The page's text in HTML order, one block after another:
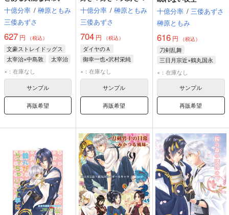
十億分率 / 榊原ともみ
三倭あずさ
627 円 （税込）
文豪ストレイドッグス
太宰治×中島敦
太宰治
中島敦
×：在庫なし
サンプル
再販希望
十億分率 / 榊原ともみ
三倭あずさ
704 円 （税込）
ダイヤのＡ
御幸一也×沢村栄純
×：在庫なし
サンプル
再販希望
十億分率 / 三倭あずさ
榊原ともみ
616円 （税込）
刀剣乱舞
三日月宗近×鶴丸国永
×：在庫なし
サンプル
再販希望